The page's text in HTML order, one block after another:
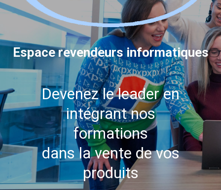
Espace revendeurs informatiques
Devenez le leader en
intégrant nos
formations
dans la vente de vos
produits